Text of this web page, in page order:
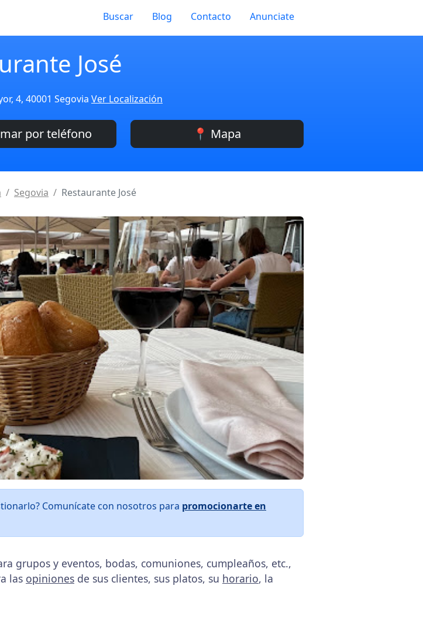
Buscar Blog Contacto Anunciate
José
4, 40001 Segovia Ver Localización
por teléfono 📍 Mapa
Segovia Restaurante José
Comunícate con nosotros para promocionarte en
grupos y eventos, bodas, comuniones, cumpleaños, etc.,
las opiniones de sus clientes, sus platos, su horario, la